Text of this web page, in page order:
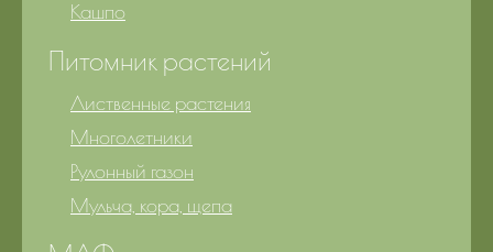
Кашпо
Питомник растений
Лиственные растения
Многолетники
Рулонный газон
Мульча, кора, щепа